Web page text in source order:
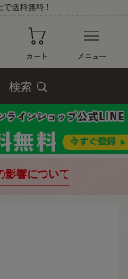
送料無料！
検索
影響について